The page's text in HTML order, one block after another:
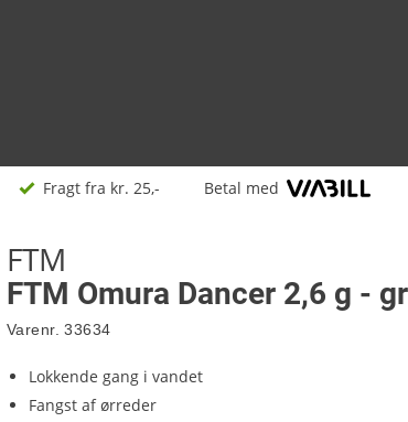
Fragt fra kr. 25,- Betal med
FTM
FTM Omura Dancer 2,6 g -
Varenr. 33634
Lokkende gang i vandet
Fangst af ørreder